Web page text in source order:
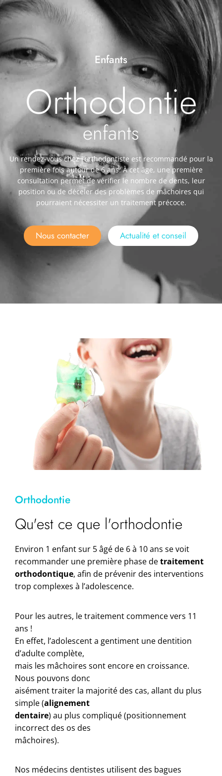
Enfants
Orthodontie
enfants
Un rendez-vous chez l’orthodontiste est recommandé pour la
première fois autour de 6 ans. À cet âge, une première
consultation permet de vérifier le nombre de dents, leur
position ou de déceler des problèmes de mâchoires qui
pourraient nécessiter un traitement précoce.
Nous contacter Actualité et conseil
Orthodontie
Qu'est ce que l'orthodontie
Environ 1 enfant sur 5 âgé de 6 à 10 ans se voit
recommander une première phase detraitement
orthodontique, afin de prévenir des interventions
trop complexes à l’adolescence.
Pour les autres, le traitement commence vers 11
ans !
En effet, l’adolescent a gentiment une dentition
d’adulte complète,
mais les mâchoires sont encore en croissance.
Nous pouvons donc
aisément traiter la majorité des cas, allant du plus
simple (alignement
dentaire) au plus compliqué (positionnement
incorrect des os des
mâchoires).
Nos médecins dentistes utilisent des bagues